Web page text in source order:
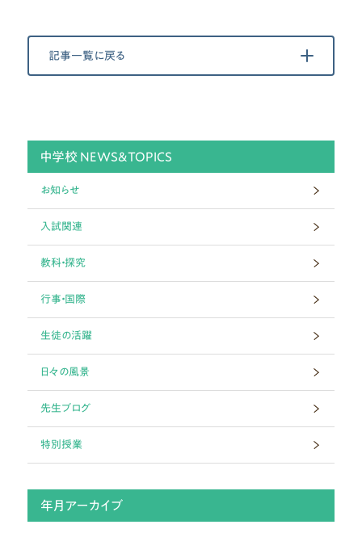
記事一覧に戻る
中学校 NEWS&TOPICS
お知らせ
入試関連
教科・探究
行事・国際
生徒の活躍
日々の風景
先生ブログ
特別授業
年月アーカイブ